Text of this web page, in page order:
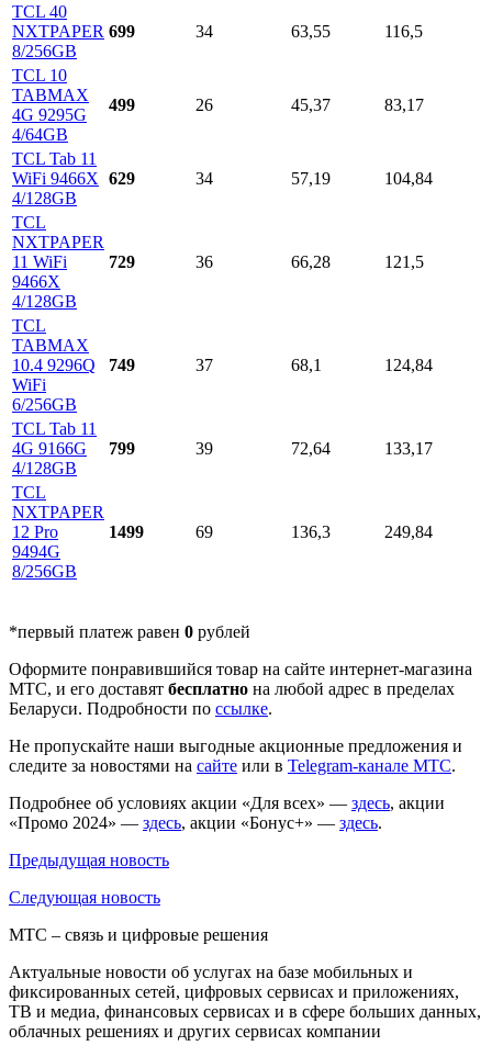
TCL 40
NXTPAPER
8/256GB
699 34 63,55 116,5
TCL 10
TABMAX
4G 9295G
4/64GB
499 26 45,37 83,17
TCL Tab 11
WiFi 9466X
4/128GB
629 34 57,19 104,84
TCL
NXTPAPER
11 WiFi
9466X
4/128GB
729 36 66,28 121,5
TCL
TABMAX
10.4 9296Q
WiFi
6/256GB
749 37 68,1 124,84
TCL Tab 11
4G 9166G
4/128GB
799 39 72,64 133,17
TCL
NXTPAPER
12 Pro
9494G
8/256GB
1499 69 136,3 249,84
*первый платеж равен 0 рублей
Оформите понравившийся товар на сайте интернет-магазина
МТС, и его доставят бесплатно на любой адрес в пределах
Беларуси. Подробности по ссылке.
Не пропускайте наши выгодные акционные предложения и
следите за новостями на сайте или в Telegram-канале МТС.
Подробнее об условиях акции «Для всех» — здесь, акции
«Промо 2024» — здесь, акции «Бонус+» — здесь.
Предыдущая новость
Следующая новость
МТС – связь и цифровые решения
Актуальные новости об услугах на базе мобильных и
фиксированных сетей, цифровых сервисах и приложениях,
ТВ и медиа, финансовых сервисах и в сфере больших данных,
облачных решениях и других сервисах компании